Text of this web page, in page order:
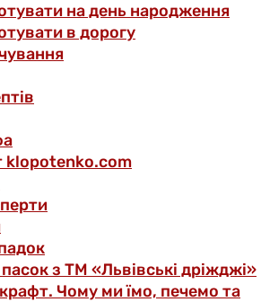
на день народження
в дорогу
klopotenko.com
з ТМ «Львівські дріжджі»
Чому ми їмо, печемо та